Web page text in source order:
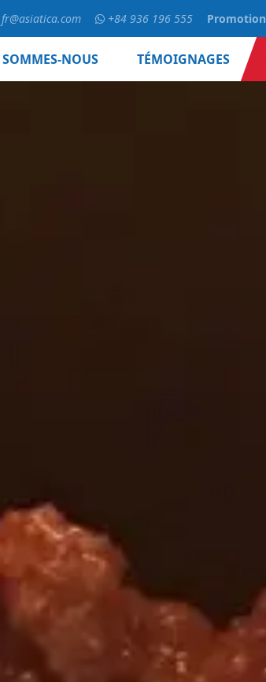
+84 936 196 555 Promotion
NOUS TÉMOIGNAGES